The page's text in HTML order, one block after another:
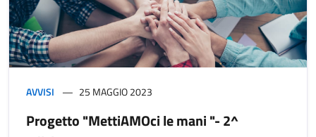
AVVISI 25 MAGGIO 2023
Progetto "MettiAMOci le mani "- 2^